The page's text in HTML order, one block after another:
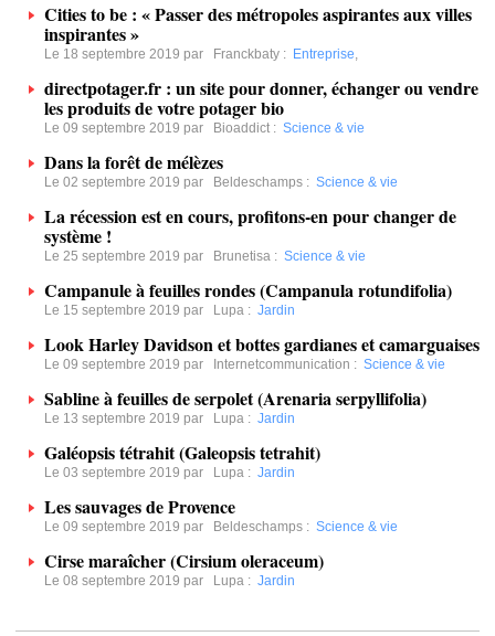
Cities to be : « Passer des métropoles aspirantes aux villes
inspirantes »
Le 18 septembre 2019 par Franckbaty : Entreprise,
directpotager.fr : un site pour donner, échanger ou vendre
les produits de votre potager bio
Le 09 septembre 2019 par Bioaddict : Science & vie
Dans la forêt de mélèzes
Le 02 septembre 2019 par Beldeschamps : Science & vie
La récession est en cours, profitons-en pour changer de
système !
Le 25 septembre 2019 par Brunetisa : Science & vie
Campanule à feuilles rondes (Campanula rotundifolia)
Le 15 septembre 2019 par Lupa : Jardin
Look Harley Davidson et bottes gardianes et camarguaises
Le 09 septembre 2019 par Internetcommunication : Science & vie
Sabline à feuilles de serpolet (Arenaria serpyllifolia)
Le 13 septembre 2019 par Lupa : Jardin
Galéopsis tétrahit (Galeopsis tetrahit)
Le 03 septembre 2019 par Lupa : Jardin
Les sauvages de Provence
Le 09 septembre 2019 par Beldeschamps : Science & vie
Cirse maraîcher (Cirsium oleraceum)
Le 08 septembre 2019 par Lupa : Jardin